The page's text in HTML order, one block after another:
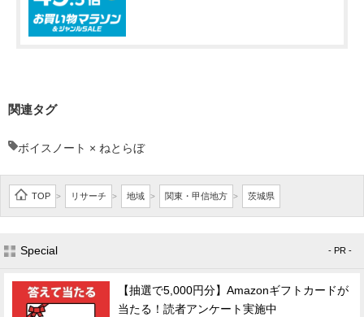
関連タグ
ボイスノート × ねとらぼ
TOP > リサーチ > 地域 > 関東・甲信地方 > 茨城県
Special - PR -
【抽選で5,000円分】Amazonギフトカードが
当たる！読者アンケート実施中